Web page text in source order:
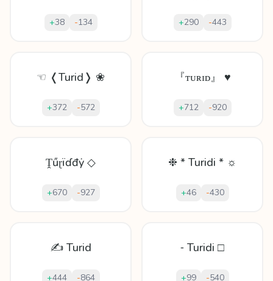
+38 -134 +290 -443
☜ ❬Turid❭ ❀
+372 -572
『ᴛᴜʀɪᴅ』 ♥
+712 -920
Ṱűɽïɗđẏ ◇
+670 -927
❉ * Turidi * ☼
+46 -430
✍ Turid
+444 -864
⁃ Turidi □
+99 -540